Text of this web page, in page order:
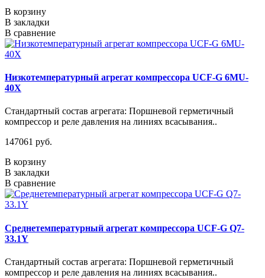
В корзину
В закладки
В сравнение
Низкотемпературный агрегат компрессора UCF-G 6MU-
40X
Стандартный состав агрегата: Поршневой герметичный
компрессор и реле давления на линиях всасывания..
147061 руб.
В корзину
В закладки
В сравнение
Среднетемпературный агрегат компрессора UCF-G Q7-
33.1Y
Стандартный состав агрегата: Поршневой герметичный
компрессор и реле давления на линиях всасывания..